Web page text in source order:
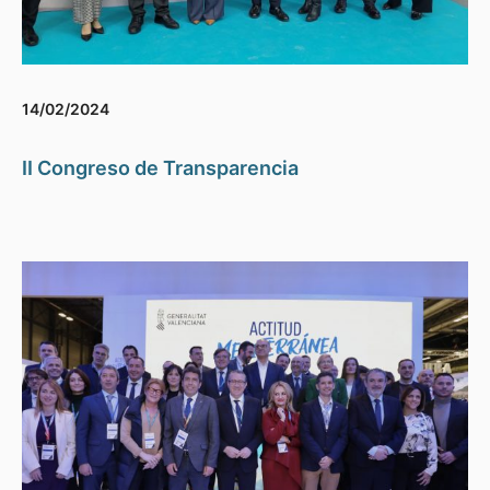
14/02/2024
II Congreso de Transparencia